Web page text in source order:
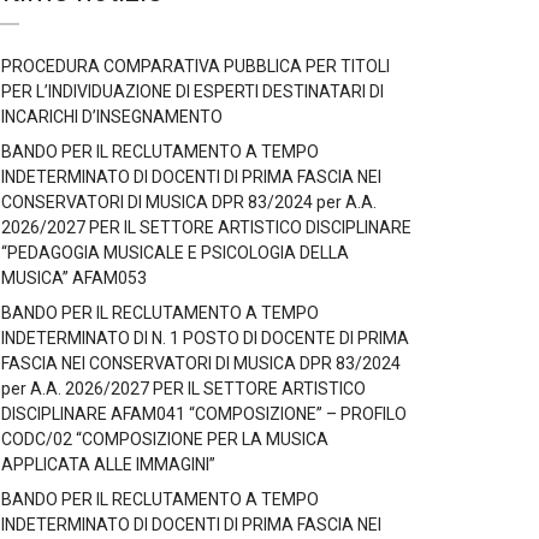
PROCEDURA COMPARATIVA PUBBLICA PER TITOLI
PER L’INDIVIDUAZIONE DI ESPERTI DESTINATARI DI
INCARICHI D’INSEGNAMENTO
BANDO PER IL RECLUTAMENTO A TEMPO
INDETERMINATO DI DOCENTI DI PRIMA FASCIA NEI
CONSERVATORI DI MUSICA DPR 83/2024 per A.A.
2026/2027 PER IL SETTORE ARTISTICO DISCIPLINARE
“PEDAGOGIA MUSICALE E PSICOLOGIA DELLA
MUSICA” AFAM053
BANDO PER IL RECLUTAMENTO A TEMPO
INDETERMINATO DI N. 1 POSTO DI DOCENTE DI PRIMA
FASCIA NEI CONSERVATORI DI MUSICA DPR 83/2024
per A.A. 2026/2027 PER IL SETTORE ARTISTICO
DISCIPLINARE AFAM041 “COMPOSIZIONE” – PROFILO
CODC/02 “COMPOSIZIONE PER LA MUSICA
APPLICATA ALLE IMMAGINI”
BANDO PER IL RECLUTAMENTO A TEMPO
INDETERMINATO DI DOCENTI DI PRIMA FASCIA NEI